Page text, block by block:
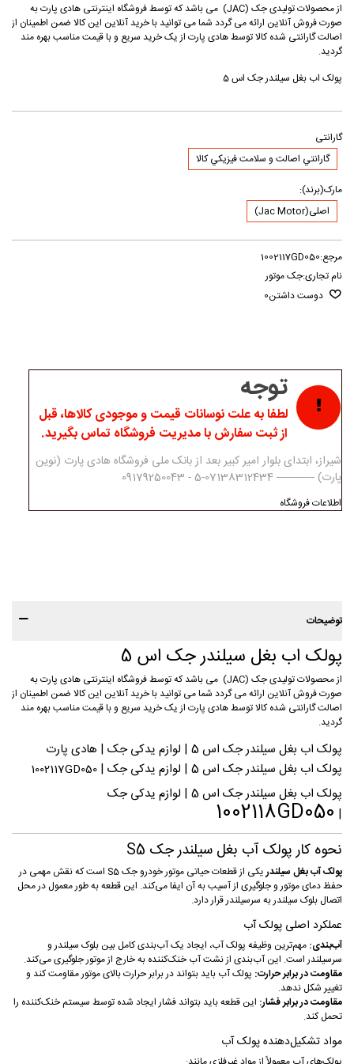
از محصولات تولیدی جک (JAC) می باشد که توسط فروشگاه اینترنتی هادی پارت به
صورت فروش آنلاین ارائه می گردد شما می توانید با خرید آنلاین این کالا ضمن اطمینان از
اصالت گارانتی شده کالا توسط هادی پارت از یک خرید سریع و با قیمت مناسب بهره مند
گردید.
پولک اب بغل سیلندر جک اس 5
گارانتی
گارانتي اصالت و سلامت فيزيکي کالا
مارک(برند):
اصلی(Jac Motor)
مرجع:1002117GD050
نام تجاری:جک موتور
دوست داشتن0
توجه
لطفا به علت نوسانات قیمت و موجودی کالاها، قبل
از ثبت سفارش با مدیریت فروشگاه تماس بگیرید.
شیراز، ابتدای بلوار امیر کبیر بعد از بانک ملی فروشگاه هادی پارت (نوین
پارت) ------------ 07138312434-5 - 09179250043
اطلاعات فروشگاه
توضیحات
پولک اب بغل سیلندر جک اس 5
از محصولات تولیدی جک (JAC) می باشد که توسط فروشگاه اینترنتی هادی پارت به
صورت فروش آنلاین ارائه می گردد شما می توانید با خرید آنلاین این کالا ضمن اطمینان از
اصالت گارانتی شده کالا توسط هادی پارت از یک خرید سریع و با قیمت مناسب بهره مند
گردید.
پولک اب بغل سیلندر جک اس 5 | لوازم یدکی جک | هادی پارت
پولک اب بغل سیلندر جک اس 5 | لوازم یدکی جک |
1002117GD050
پولک اب بغل سیلندر جک اس 5 | لوازم یدکی جک
|
1002118GD050
نحوه کار پولک آب بغل سیلندر جک S5
پولک آب بغل سیلندر
یکی از قطعات حیاتی موتور خودرو جک S5 است که نقش مهمی در
حفظ دمای موتور و جلوگیری از آسیب به آن ایفا می‌کند. این قطعه به طور معمول در محل
اتصال بلوک سیلندر به سرسیلندر قرار دارد.
عملکرد اصلی پولک آب
آب‌بندی: مهم‌ترین وظیفه پولک آب، ایجاد یک آب‌بندی کامل بین بلوک سیلندر و
سرسیلندر است. این آب‌بندی از نشت آب خنک‌کننده به خارج از موتور جلوگیری می‌کند.
مقاومت در برابر حرارت: پولک آب باید بتواند در برابر حرارت بالای موتور مقاومت کند و
تغییر شکل ندهد.
مقاومت در برابر فشار: این قطعه باید بتواند فشار ایجاد شده توسط سیستم خنک‌کننده را
تحمل کند.
مواد تشکیل‌دهنده پولک آب